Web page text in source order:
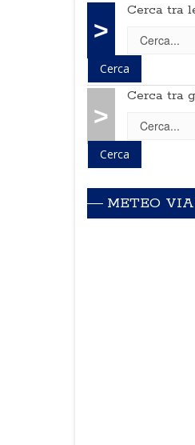
>
Cerca tra
>
Cerca tra
METEO